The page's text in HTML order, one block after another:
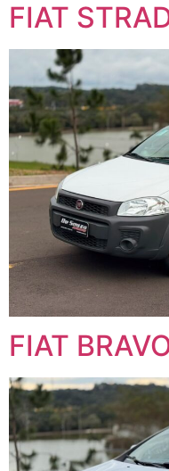
FIAT
FIAT